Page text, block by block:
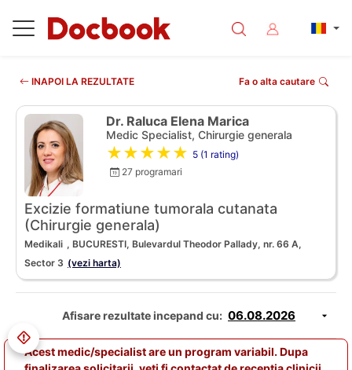
INAPOI LA REZULTATE Fa o alta cautare
Dr. Raluca Elena Marica
Medic Specialist, Chirurgie generala
★★★★★ 5 (1 rating)
27 programari
Excizie formatiune tumorala cutanata
(Chirurgie generala)
Medikali , BUCURESTI, Bulevardul Theodor Pallady, nr. 66 A,
Sector 3 (vezi harta)
Afisare rezultate incepand cu:
Acest medic/specialist are un program variabil. Dupa